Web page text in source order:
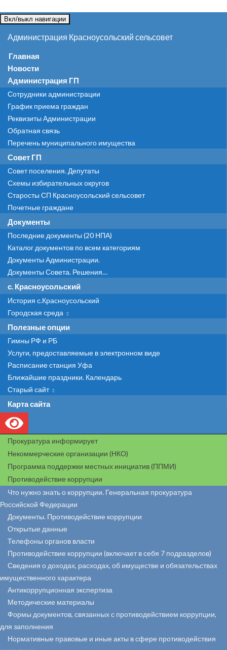
Вкл/выкл навигации
Администрация Красноусольский сельсовет
Главная
Новости
Администрация ГП
Сотрудники администрации
График приема граждан
Реквизиты Администрации
Обратная связь
Перечень муниципального имущества
Совет ГП
Совет поселения. Депутаты
Схемы избирательных округов
Старосты СП Красноусольский сельсовет
Почетные граждане
Документы
Последние документы (20 НПА)
Каталог документов по всем категориям
Документы Администрации.
Документы Совета. Решения…
с. Красноусольский
История с.Красноусольский
Городская среда
Полезные опции
Гимны РФ и РБ
Услуги, предоставляемые в электронном виде
Расписание станция Уфа
Ближайшие праздники. Календарь
Старый сайт
Карта сайта
Прокуратура информирует
Некоммерческие организации (НКО)
Программа поддержки местных инициатив (ППМИ)
Противодействие коррупции
Что нужно знать о коррупции. Генеральная прокуратура
Российской Федерации
Документы. Противодействие коррупции
Открытые данные
Телефоны органов власти
Противодействие коррупции (включает в себя 7 подразделов)
Сведения о доходах, расходах, об имуществе и обязательствах
имущественного характера
Антикоррупционная экспертиза
Методические материалы
Формы документов, связанных с противодействием коррупции,
для заполнения
Нормативные правовые и иные акты в сфере противодействия